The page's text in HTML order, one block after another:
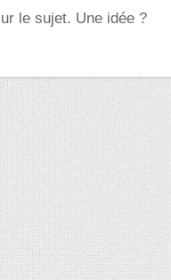
le sujet. Une idée ?